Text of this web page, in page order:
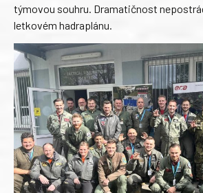
týmovou souhru. Dramatičnost
letkovém hadraplánu.